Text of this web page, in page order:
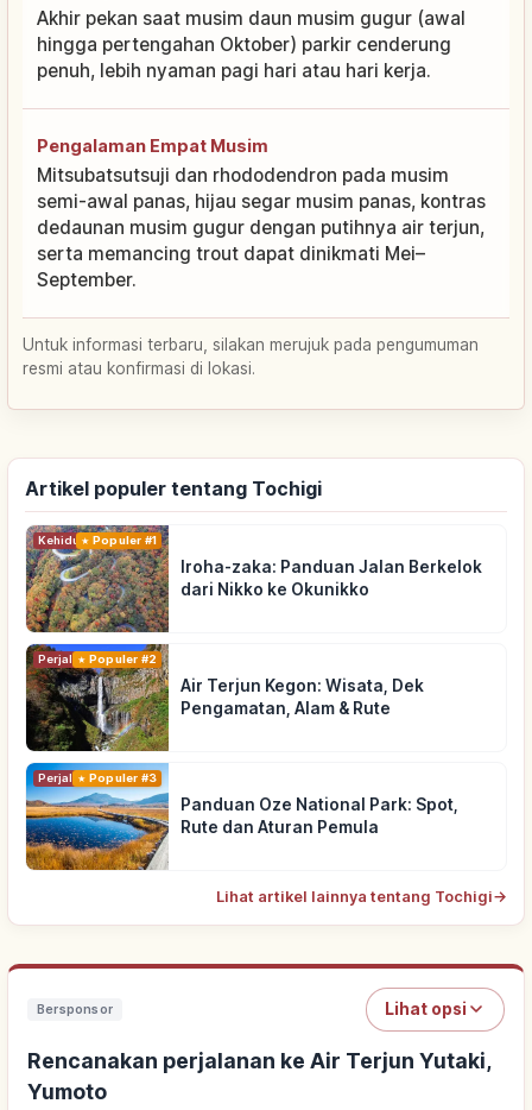
Akhir pekan saat musim daun musim gugur (awal
hingga pertengahan Oktober) parkir cenderung
penuh, lebih nyaman pagi hari atau hari kerja.
Pengalaman Empat Musim
Mitsubatsutsuji dan rhododendron pada musim
semi-awal panas, hijau segar musim panas, kontras
dedaunan musim gugur dengan putihnya air terjun,
serta memancing trout dapat dinikmati Mei–
September.
Untuk informasi terbaru, silakan merujuk pada pengumuman
resmi atau konfirmasi di lokasi.
Artikel populer tentang Tochigi
KehidupanPopuler #1
Iroha-zaka: Panduan Jalan Berkelok
dari Nikko ke Okunikko
PerjalananPopuler #2
Air Terjun Kegon: Wisata, Dek
Pengamatan, Alam & Rute
PerjalananPopuler #3
Panduan Oze National Park: Spot,
Rute dan Aturan Pemula
Lihat artikel lainnya tentang Tochigi→
Bersponsor Lihat opsi
Rencanakan perjalanan ke Air Terjun Yutaki,
Yumoto